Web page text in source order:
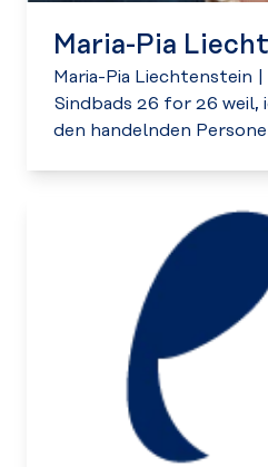
Maria-Pia
Maria-Pia Liechtenstein
Sindbads 26 for 26 weil,
den handelnden